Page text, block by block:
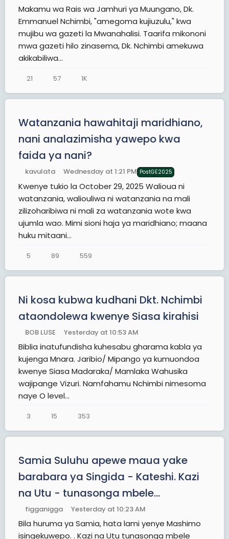
Makamu wa Rais wa Jamhuri ya Muungano, Dk.
Emmanuel Nchimbi, "amegoma kujiuzulu," kwa
mujibu wa gazeti la Mwanahalisi. Taarifa mikononi
mwa gazeti hilo zinasema, Dk. Nchimbi amekuwa
akikabiliwa...
21 57 1K
Watanzania hawahitaji maridhiano,
nani analazimisha yawepo kwa
faida ya nani?
kavulata Wednesday at 1:21 PM PostGE2025
Kwenye tukio la October 29, 2025 Walioua ni
watanzania, waliouliwa ni watanzania na mali
zilizoharibiwa ni mali za watanzania wote kwa
ujumla wao. Mimi sioni haja ya maridhiano; maana
huku mitaani...
5 89 559
Ni kosa kubwa kudhani Dkt. Nchimbi
ataondolewa kwenye Siasa kirahisi
BOB LUSE Yesterday at 10:53 AM
Biblia inatufundisha kuhesabu gharama kabla ya
kujenga Mnara. Jaribio/ Mipango ya kumuondoa
kwenye Siasa Madaraka/ Mamlaka Wahusika
wajipange Vizuri. Namfahamu Nchimbi nimesoma
naye O level...
3 15 353
Samia Suluhu apewe maua yake
barabara ya Singida - Kateshi. Kazi
na Utu - tunasonga mbele...
figganigga Yesterday at 10:23 AM
Bila huruma ya Samia, hata lami yenye Mashimo
isingekuwepo. . Kazi na Utu tunasonga mbele